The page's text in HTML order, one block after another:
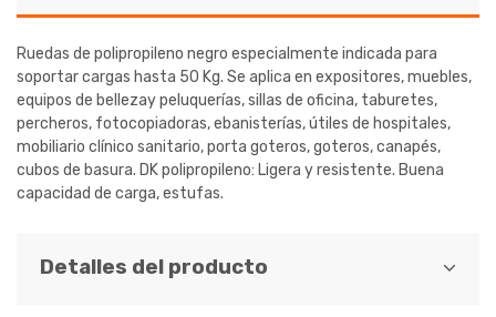
Ruedas de polipropileno negro especialmente indicada para
soportar cargas hasta 50 Kg. Se aplica en expositores, muebles,
equipos de bellezay peluquerías, sillas de oficina, taburetes,
percheros, fotocopiadoras, ebanisterías, útiles de hospitales,
mobiliario clínico sanitario, porta goteros, goteros, canapés,
cubos de basura. DK polipropileno: Ligera y resistente. Buena
capacidad de carga, estufas.
Detalles del producto